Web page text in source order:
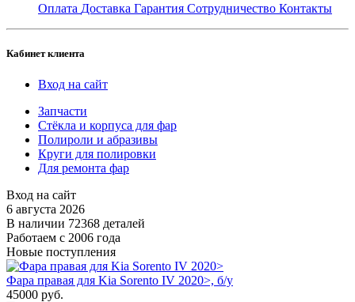
Оплата Доставка Гарантия Сотрудничество Контакты
Кабинет клиента
Вход на сайт
Запчасти
Стёкла и корпуса для фар
Полироли и абразивы
Круги для полировки
Для ремонта фар
Вход на сайт
6 августа 2026
В наличии 72368 деталей
Работаем с 2006 года
Новые поступления
Фара правая для Kia Sorento IV 2020>, б/у
45000 руб.